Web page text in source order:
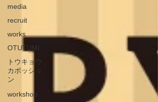
media
recruit
works
OTUTUMI
トウキョウ
カボッショ
ン
workshop